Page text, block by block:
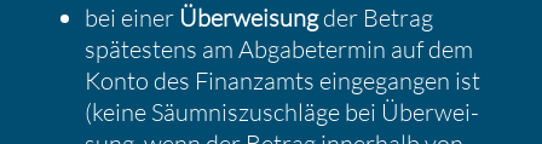
bei einer Überwei­sungder Betrag
spätes­tens am Abgabe­termin auf dem
Konto des Finanz­amts einge­gangen ist
(keine Säumnis­zu­schläge bei Überwei­